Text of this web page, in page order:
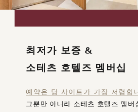
최저가 보증 &
소테츠 호텔즈 멤버십
예약은 당 사이트가 가장 저렴합
그뿐만 아니라 소테츠 호텔즈 멤버